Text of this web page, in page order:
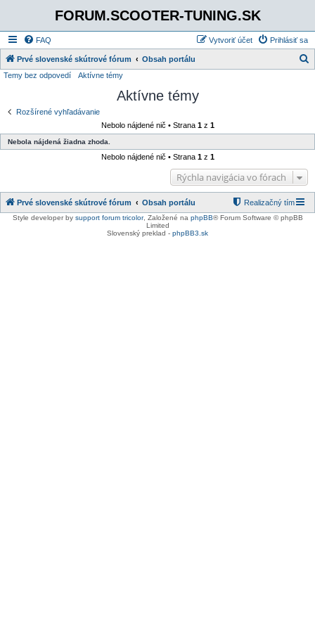
FORUM.SCOOTER-TUNING.SK
FAQ Prihlásiť sa
Vytvoriť účet
Prvé slovenské skútrové fórum Obsah portálu
Temy bez odpovedí Aktívne témy
Aktívne témy
Rozšírené vyhľadávanie
Nebolo nájdené nič • Strana 1z 1
Nebola nájdená žiadna zhoda.
Nebolo nájdené nič • Strana 1z 1
Rýchla navigácia vo fórach
Prvé slovenské skútrové fórum Obsah portálu Realizačný tím
Style developer by support forum tricolor, Založené na phpBB® Forum Software © phpBB
Limited
Slovenský preklad - phpBB3.sk